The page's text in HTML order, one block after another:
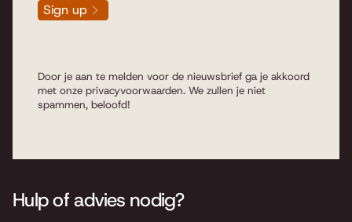
Sign up
Door je aan te melden voor de nieuwsbrief ga je akkoord
met onze privacyvoorwaarden. We zullen je niet
spammen, beloofd!
Hulp of advies nodig?